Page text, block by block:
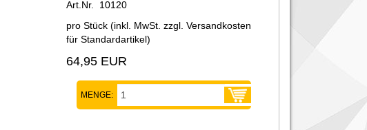
Art.Nr. 10120
pro Stück (inkl. MwSt. zzgl. Versandkosten
für Standardartikel)
64,95 EUR
MENGE: